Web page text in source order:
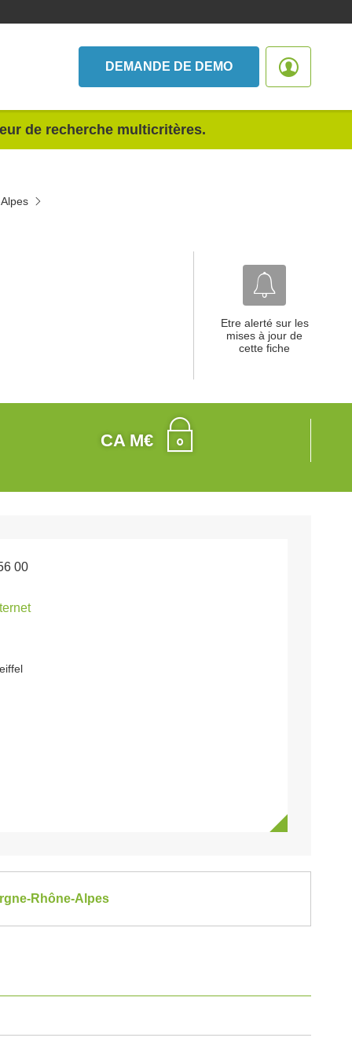
DEMANDE DE DEMO
de recherche multicritères.
Etre alerté sur les
mises à jour de
cette fiche
CA M€
00
Rhône-Alpes